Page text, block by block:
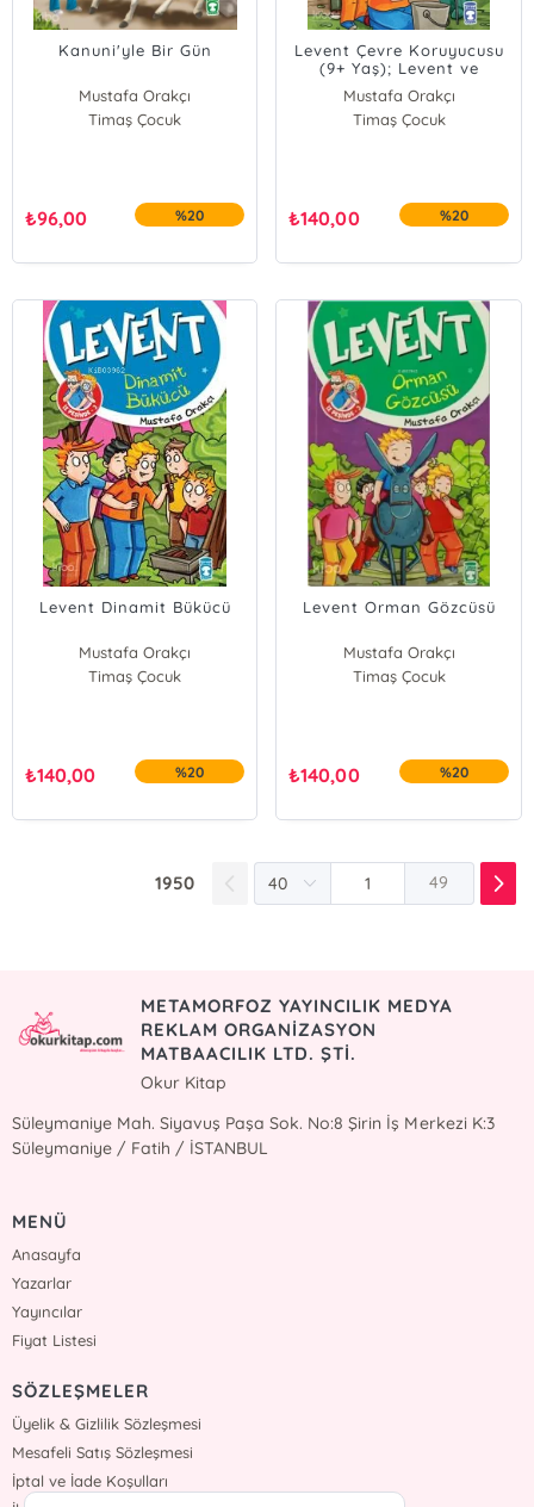
Kanuni'yle Bir Gün
Mustafa Orakçı
Timaş Çocuk
₺96,00 %20
Levent Çevre Koruyucusu
(9+ Yaş); Levent ve
Tayfası İz Peşinde 2
Mustafa Orakçı
Timaş Çocuk
₺140,00 %20
Levent Dinamit Bükücü
Mustafa Orakçı
Timaş Çocuk
₺140,00 %20
Levent Orman Gözcüsü
Mustafa Orakçı
Timaş Çocuk
₺140,00 %20
1950 49
METAMORFOZ YAYINCILIK MEDYA
REKLAM ORGANİZASYON
MATBAACILIK LTD. ŞTİ.
Okur Kitap
Süleymaniye Mah. Siyavuş Paşa Sok. No:8 Şirin İş Merkezi K:3
Süleymaniye / Fatih / İSTANBUL
MENÜ
Anasayfa
Yazarlar
Yayıncılar
Fiyat Listesi
SÖZLEŞMELER
Üyelik & Gizlilik Sözleşmesi
Mesafeli Satış Sözleşmesi
İptal ve İade Koşulları